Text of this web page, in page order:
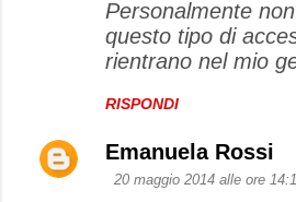
Personalmente
questo tipo di
rientrano nel mio
RISPONDI
Emanuela Rossi
20 maggio 2014 alle ore